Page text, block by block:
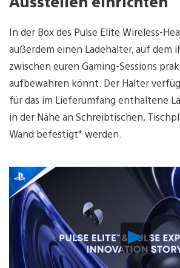
In der Box des Pulse Elite Wireless-
außerdem einen Ladehalter, auf dem
zwischen euren Gaming-Sessions
aufbewahren könnt. Der Halter
für das im Lieferumfang enthaltene
in der Nähe an Schreibtischen,
Wand befestigt* werden.
Video